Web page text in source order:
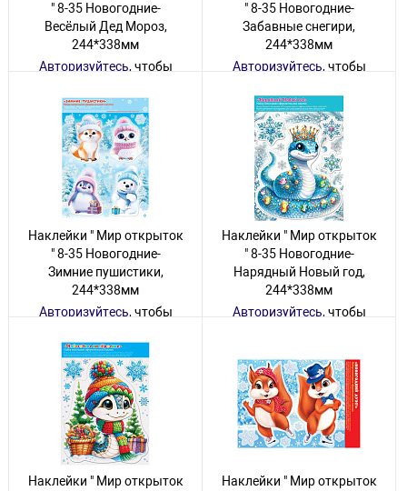
" 8-35 Новогодние-
Весёлый Дед Мороз,
244*338мм
Авторизуйтесь, чтобы
5 товаров
" 8-35 Новогодние-
Забавные снегири,
244*338мм
Авторизуйтесь, чтобы
7 товаров
Наклейки " Мир открыток
" 8-35 Новогодние-
Зимние пушистики,
244*338мм
Авторизуйтесь, чтобы
131 товар
Наклейки " Мир открыток
" 8-35 Новогодние-
Нарядный Новый год,
244*338мм
Авторизуйтесь, чтобы
Наклейки " Мир открыток
Наклейки " Мир открыток